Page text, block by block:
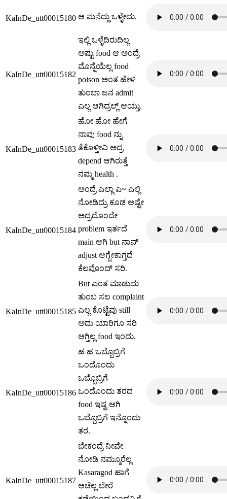
KaInDe_utt00015180 ಆ ಮನೆದ್ದು ಒಳ್ಳೇದು.
KaInDe_utt00015182
ಇಲ್ಲಿ ಒಳ್ಳೆದಿರುದಿಲ್ಲ
ಅಷ್ಟು food ಆ ಅಂದ್ರೆ
ಮೊನ್ನೆಯೆಲ್ಲ food
poison ಅಂತ ಹೇಳಿ
ತುಂಬಾ ಜನ admit
ಎಲ್ಲ ಆಗಿದ್ರಲ್ಲ್ ಆಯ್ತು.
KaInDe_utt00015183
ಹೋ ಹೋ ಹೇಗೆ
ನಾವು food ನ್ನು
ತೆಕೊಳ್ತೀವಿ ಅದ್ರ
depend ಆಗಿರುತ್ತೆ
ನಮ್ಮ health .
KaInDe_utt00015184
ಅಂದ್ರೆ ಎಲ್ಲಾ ಎ~ ಎಲ್ಲಿ
ನೋಡಿದ್ರು ಕೂಡ ಅಷ್ಟೇ
ಅದ್ರದೊಂದೇ
problem ಇರ್ತದೆ
main ಆಗಿ but ನಾವ್
adjust ಆಗ್ಬೇಕಾಗ್ತದೆ
ಕೆಲವೊಂದ್ ಸರಿ.
KaInDe_utt00015185
But ಎಂತ ಮಾಡುದು
ತುಂಬ ಸಲ complaint
ಎಲ್ಲ ಕೊಟ್ಟೆವು still
ಅದು ಯಾರಿಗೂ ಸರಿ
ಆಗ್ತಿಲ್ಲ food ಇಂದು.
KaInDe_utt00015186
ಹ ಹ ಒಬ್ಬೊಬ್ರಿಗೆ
ಒಂದೊಂದು
ಒಬ್ಬೊಬ್ರಿಗೆ
ಒಂದೊಂದು ತರದ
food ಇಷ್ಟ ಆಗಿ
ಒಬ್ಬೊಬ್ರಿಗೆ ಇನ್ನೊಂದು
ತರ.
KaInDe_utt00015187
ಬೇಕಂದ್ರೆ ನೀವೇ
ನೋಡಿ ನಮ್ಮೂರೆಲ್ಲ
Kasaragod ಹಾಗೆ
ಆಚೆಲ್ಲ ಬೇರೆ